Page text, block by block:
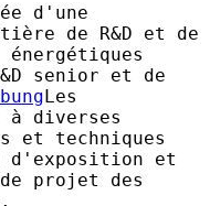
d'une
de R&D et de
senior et de
Les
à diverses
et techniques
d'exposition et
projet des